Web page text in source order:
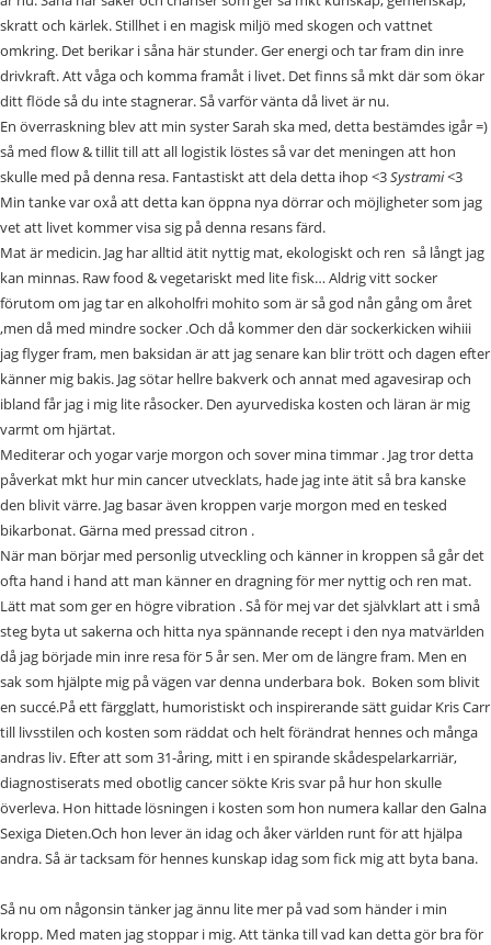
skratt och kärlek. Stillhet i en magisk miljö med skogen och vattnet
omkring. Det berikar i såna här stunder. Ger energi och tar fram din inre
drivkraft. Att våga och komma framåt i livet. Det finns så mkt där som ökar
ditt flöde så du inte stagnerar. Så varför vänta då livet är nu.
En överraskning blev att min syster Sarah ska med, detta bestämdes igår =)
så med flow & tillit till att all logistik löstes så var det meningen att hon
skulle med på denna resa. Fantastiskt att dela detta ihop <3Systrami<3
Min tanke var oxå att detta kan öppna nya dörrar och möjligheter som jag
vet att livet kommer visa sig på denna resans färd.
Mat är medicin. Jag har alltid ätit nyttig mat, ekologiskt och ren så långt jag
kan minnas. Raw food & vegetariskt med lite fisk… Aldrig vitt socker
förutom om jag tar en alkoholfri mohito som är så god nån gång om året
,men då med mindre socker .Och då kommer den där sockerkicken wihiii
jag flyger fram, men baksidan är att jag senare kan blir trött och dagen efter
känner mig bakis. Jag sötar hellre bakverk och annat med agavesirap och
ibland får jag i mig lite råsocker. Den ayurvediska kosten och läran är mig
varmt om hjärtat.
Mediterar och yogar varje morgon och sover mina timmar . Jag tror detta
påverkat mkt hur min cancer utvecklats, hade jag inte ätit så bra kanske
den blivit värre. Jag basar även kroppen varje morgon med en tesked
bikarbonat. Gärna med pressad citron .
När man börjar med personlig utveckling och känner in kroppen så går det
ofta hand i hand att man känner en dragning för mer nyttig och ren mat.
Lätt mat som ger en högre vibration . Så för mej var det självklart att i små
steg byta ut sakerna och hitta nya spännande recept i den nya matvärlden
då jag började min inre resa för 5 år sen. Mer om de längre fram. Men en
sak som hjälpte mig på vägen var denna underbara bok. Boken som blivit
en succé.På ett färgglatt, humoristiskt och inspirerande sätt guidar Kris Carr
till livsstilen och kosten som räddat och helt förändrat hennes och många
andras liv. Efter att som 31-åring, mitt i en spirande skådespelarkarriär,
diagnostiserats med obotlig cancer sökte Kris svar på hur hon skulle
överleva. Hon hittade lösningen i kosten som hon numera kallar den Galna
Sexiga Dieten.Och hon lever än idag och åker världen runt för att hjälpa
andra. Så är tacksam för hennes kunskap idag som fick mig att byta bana.
Så nu om någonsin tänker jag ännu lite mer på vad som händer i min
kropp. Med maten jag stoppar i mig. Att tänka till vad kan detta gör bra för